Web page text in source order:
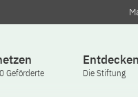
Geförderte
Entdecken
Die Stiftung